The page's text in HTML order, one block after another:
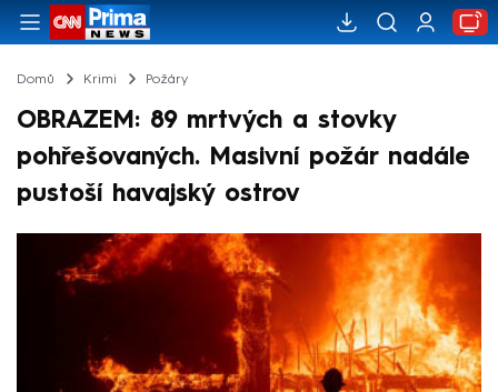
Domů Krimi Požáry
OBRAZEM: 89 mrtvých a stovky
pohřešovaných. Masivní požár nadále
pustoší havajský ostrov